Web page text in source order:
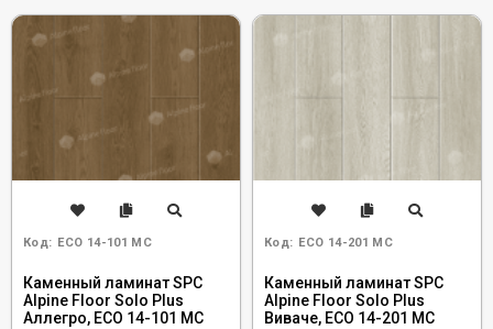
Код: ECO 14-101 MC
Каменный ламинат SPC
Alpine Floor Solo Plus
Аллегро, ЕСО 14-101 MC
Код: ECO 14-201 MC
Каменный ламинат SPC
Alpine Floor Solo Plus
Виваче, ЕСО 14-201 MC